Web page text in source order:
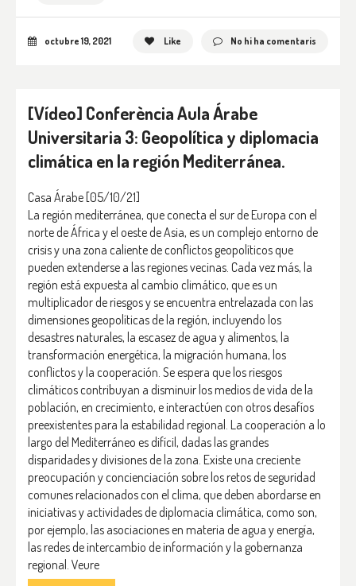
octubre 19, 2021 Like No hi ha comentaris
[Vídeo] Conferència Aula Árabe
Universitaria 3: Geopolítica y diplomacia
climática en la región Mediterránea.
Casa Árabe [05/10/21]
La región mediterránea, que conecta el sur de Europa con el
norte de África y el oeste de Asia, es un complejo entorno de
crisis y una zona caliente de conflictos geopolíticos que
pueden extenderse a las regiones vecinas. Cada vez más, la
región está expuesta al cambio climático, que es un
multiplicador de riesgos y se encuentra entrelazada con las
dimensiones geopolíticas de la región, incluyendo los
desastres naturales, la escasez de agua y alimentos, la
transformación energética, la migración humana, los
conflictos y la cooperación. Se espera que los riesgos
climáticos contribuyan a disminuir los medios de vida de la
población, en crecimiento, e interactúen con otros desafíos
preexistentes para la estabilidad regional. La cooperación a lo
largo del Mediterráneo es difícil, dadas las grandes
disparidades y divisiones de la zona. Existe una creciente
preocupación y concienciación sobre los retos de seguridad
comunes relacionados con el clima, que deben abordarse en
iniciativas y actividades de diplomacia climática, como son,
por ejemplo, las asociaciones en materia de agua y energía,
las redes de intercambio de información y la gobernanza
regional. Veure